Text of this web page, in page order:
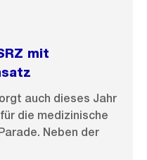
mit
auch dieses Jahr
die medizinische
Neben der